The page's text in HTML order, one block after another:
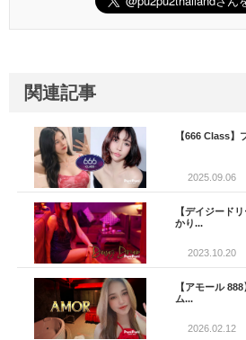
関連記事
【666 Class】
2025.09.06
【デイジード
かり...
2023.10.20
【アモール
ム...
2026.02.12